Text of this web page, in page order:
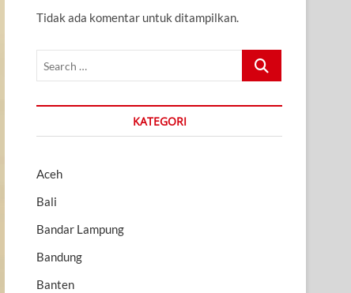
Tidak ada komentar untuk ditampilkan.
Search
KATEGORI
Aceh
Bali
Bandar Lampung
Bandung
Banten